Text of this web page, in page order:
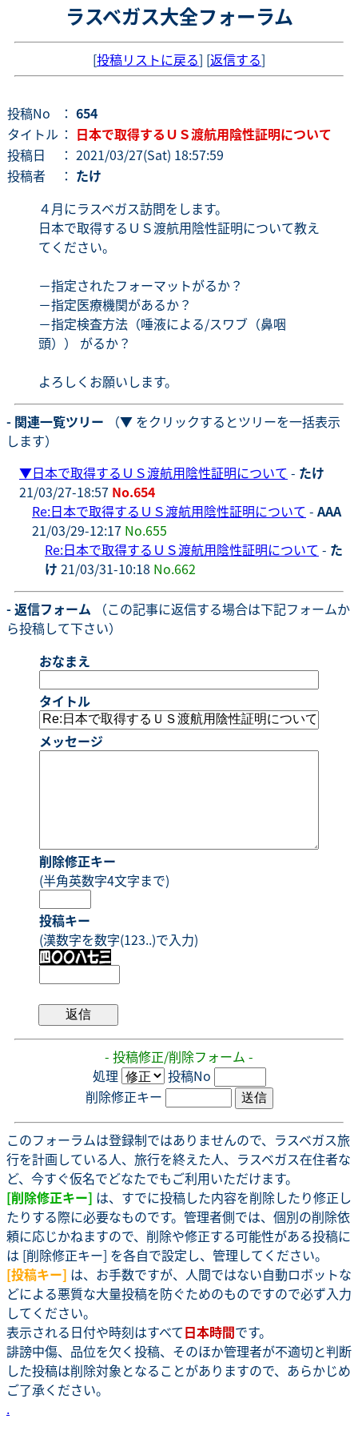
ラスベガス大全フォーラム
[投稿リストに戻る] [返信する]
投稿No ： 654
タイトル ： 日本で取得するＵＳ渡航用陰性証明について
投稿日
： 2021/03/27(Sat) 18:57:59
投稿者
： たけ
４月にラスベガス訪問をします。
日本で取得するＵＳ渡航用陰性証明について教え
てください。
－指定されたフォーマットがるか？
－指定医療機関があるか？
－指定検査方法（唾液による/スワブ（鼻咽
頭）） がるか？
よろしくお願いします。
- 関連一覧ツリー （▼ をクリックするとツリーを一括表示
します）
▼日本で取得するＵＳ渡航用陰性証明について - たけ
21/03/27-18:57 No.654
Re:日本で取得するＵＳ渡航用陰性証明について - AAA
21/03/29-12:17 No.655
Re:日本で取得するＵＳ渡航用陰性証明について - た
け 21/03/31-10:18 No.662
- 返信フォーム （この記事に返信する場合は下記フォームか
ら投稿して下さい）
おなまえ
タイトル
メッセージ
削除修正キー
(半角英数字4文字まで)
投稿キー
(漢数字を数字(123..)で入力)
- 投稿修正/削除フォーム -
処理
投稿No
削除修正キー
このフォーラムは登録制ではありませんので、ラスベガス旅
行を計画している人、旅行を終えた人、ラスベガス在住者な
ど、今すぐ仮名でどなたでもご利用いただけます。
[削除修正キー] は、すでに投稿した内容を削除したり修正し
たりする際に必要なものです。管理者側では、個別の削除依
頼に応じかねますので、削除や修正する可能性がある投稿に
は [削除修正キー] を各自で設定し、管理してください。
[投稿キー] は、お手数ですが、人間ではない自動ロボットな
どによる悪質な大量投稿を防ぐためのものですので必ず入力
してください。
表示される日付や時刻はすべて日本時間です。
誹謗中傷、品位を欠く投稿、そのほか管理者が不適切と判断
した投稿は削除対象となることがありますので、あらかじめ
ご了承ください。
.